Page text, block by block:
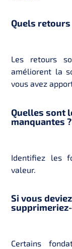
Quels
Les retours
améliorent la
vous avez
Quelles sont
manquantes ?
Identifiez les
valeur.
Si vous
Certains